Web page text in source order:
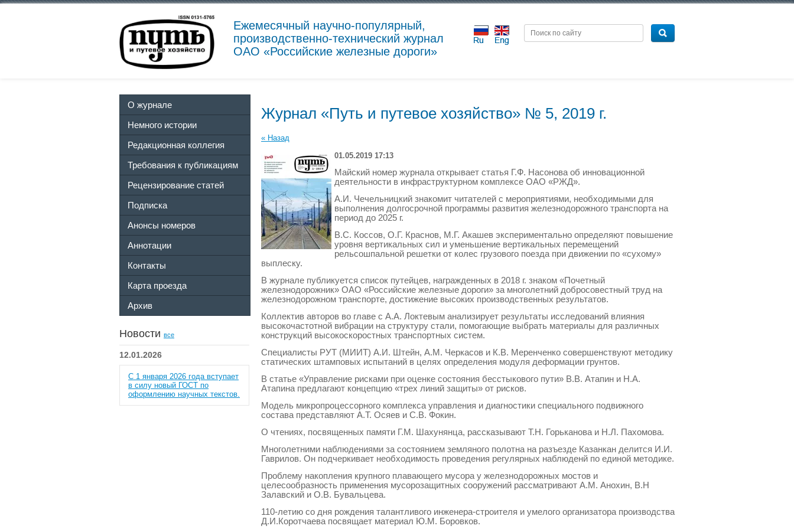
Ежемесячный научно-популярный,
производственно-технический журнал
ОАО «Российские железные дороги»
О журнале
Немного истории
Редакционная коллегия
Требования к публикациям
Рецензирование статей
Подписка
Анонсы номеров
Аннотации
Контакты
Карта проезда
Архив
Новости все
12.01.2026
С 1 января 2026 года вступает
в силу новый ГОСТ по
оформлению научных текстов.
Журнал «Путь и путевое хозяйство» № 5, 2019 г.
« Назад
01.05.2019 17:13
Майский номер журнала открывает статья Г.Ф. Насонова об инновационной
деятельности в инфраструктурном комплексе ОАО «РЖД».
А.И. Чечельницкий знакомит читателей с мероприятиями, необходимыми для
выполнения долгосрочной программы развития железнодорожного транспорта на
период до 2025 г.
В.С. Коссов, О.Г. Краснов, М.Г. Акашев экспериментально определяют повышение
уровня вертикальных сил и уменьшение вертикальных перемещений
рельсошпальной решетки от колес грузового поезда при движении по «сухому»
выплеску.
В журнале публикуется список путейцев, награжденных в 2018 г. знаком «Почетный
железнодорожник» ОАО «Российские железные дороги» за многолетний добросовестный труд на
железнодорожном транспорте, достижение высоких производственных результатов.
Коллектив авторов во главе с А.А. Локтевым анализирует результаты исследований влияния
высокочастотной вибрации на структуру стали, помогающие выбрать материалы для различных
конструкций высокоскоростных транспортных систем.
Специалисты РУТ (МИИТ) А.И. Штейн, А.М. Черкасов и К.В. Меренченко совершенствуют методику
статических штамповых испытаний в целях определения модуля деформации грунтов.
В статье «Управление рисками при оценке состояния бесстыкового пути» В.В. Атапин и Н.А.
Атапина предлагают концепцию «трех линий защиты» от рисков.
Модель микропроцессорного комплекса управления и диагностики специального подвижного
состава представляют А.Т. Осяев и С.В. Фокин.
О чтениях, посвященных памяти Г.М. Шахунянца, рассказывают Т.Н. Горьканова и Н.Л. Пахомова.
Многолетними наблюдениями за состоянием земляного полотна на разъезде Казанкан делится И.И.
Гаврилов. Он подчеркивает необходимость проведения регулярных наблюденй по единой методике.
Проблему накопления крупного плавающего мусора у железнодорожных мостов и
целесообразность применения мусорозащитных сооружений рассматривают А.М. Анохин, В.Н
Залавский и О.В. Бувальцева.
110-летию со дня рождения талантливого инженера-строителя и умелого организатора производства
Д.И.Коротчаева посвящает материал Ю.М. Боровков.